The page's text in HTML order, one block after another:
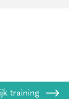
training